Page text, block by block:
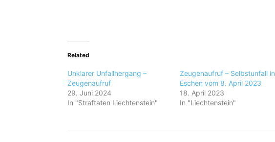
Related
Unklarer Unfallhergang –
Zeugenaufruf
29. Juni 2024
In "Straftaten Liechtenstein"
Zeugenaufruf – Selbstunfall in
Eschen vom 8. April 2023
18. April 2023
In "Liechtenstein"